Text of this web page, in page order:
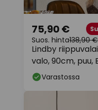
Lindby
valo, 90cm, puu,
75,90 €
Suos. hinta138,90 €
Varastossa